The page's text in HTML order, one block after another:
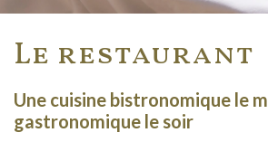
Le restaurant
Une cuisine bistronomique le
gastronomique le soir